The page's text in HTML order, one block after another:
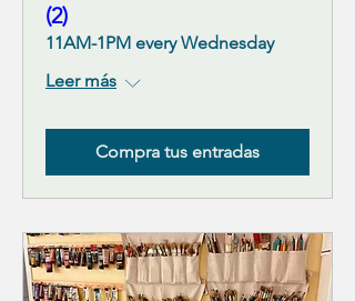
(2)
11AM-1PM every Wednesday
Leer más
Compra tus entradas